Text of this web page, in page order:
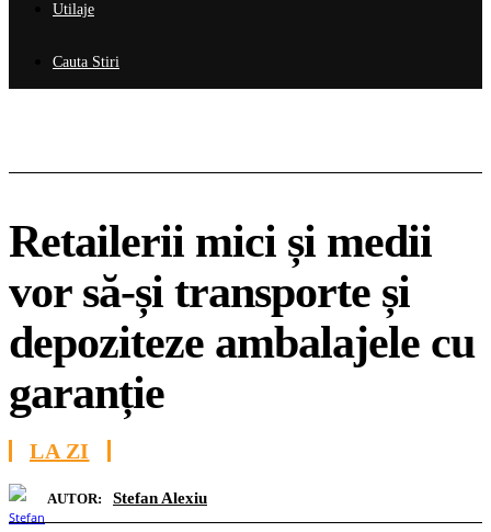
Utilaje
Cauta Stiri
Retailerii mici și medii
vor să-și transporte și
depoziteze ambalajele cu
garanție
LA ZI
AUTOR: Stefan Alexiu